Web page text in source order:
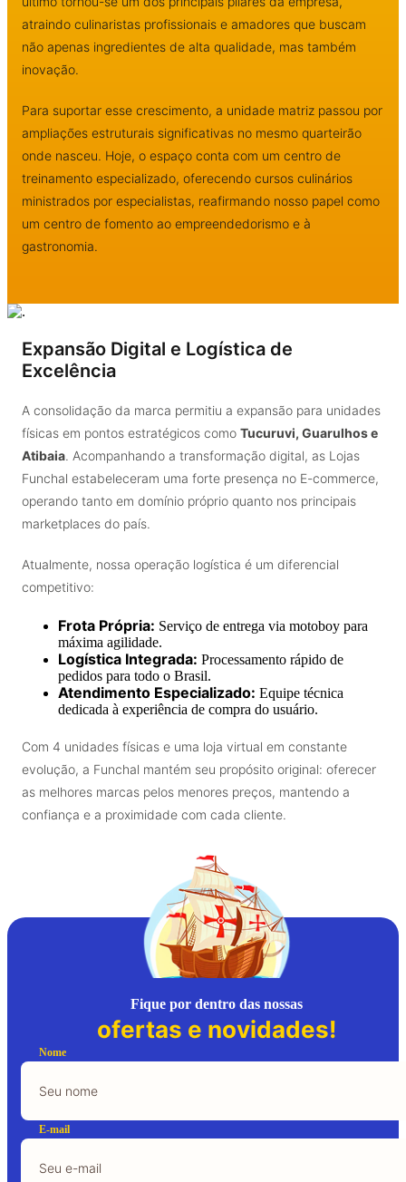
atraindo culinaristas profissionais e amadores que buscam
não apenas ingredientes de alta qualidade, mas também
inovação.
Para suportar esse crescimento, a unidade matriz passou por
ampliações estruturais significativas no mesmo quarteirão
onde nasceu. Hoje, o espaço conta com um centro de
treinamento especializado, oferecendo cursos culinários
ministrados por especialistas, reafirmando nosso papel como
um centro de fomento ao empreendedorismo e à
gastronomia.
Expansão Digital e Logística de
Excelência
A consolidação da marca permitiu a expansão para unidades
físicas em pontos estratégicos como Tucuruvi, Guarulhos e
Atibaia. Acompanhando a transformação digital, as Lojas
Funchal estabeleceram uma forte presença no E-commerce,
operando tanto em domínio próprio quanto nos principais
marketplaces do país.
Atualmente, nossa operação logística é um diferencial
competitivo:
Frota Própria: Serviço de entrega via motoboy para
máxima agilidade.
Logística Integrada: Processamento rápido de
pedidos para todo o Brasil.
Atendimento Especializado: Equipe técnica
dedicada à experiência de compra do usuário.
Com 4 unidades físicas e uma loja virtual em constante
evolução, a Funchal mantém seu propósito original: oferecer
as melhores marcas pelos menores preços, mantendo a
confiança e a proximidade com cada cliente.
Fique por dentro das nossas
ofertas e novidades!
Nome
E-mail